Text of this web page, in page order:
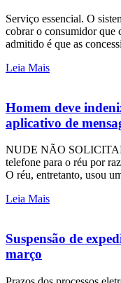
Serviço essencial. O
cobrar o consumidor que
admitido é que as
Leia Mais
Homem deve
aplicativo de
NUDE NÃO
telefone para o réu por
O réu, entretanto, usou
Leia Mais
Suspensão de
março